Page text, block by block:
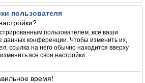
пользователя
пользователем, все ваши
данных конференции. Чтобы изменить их,
; ссылка на него обычно находится вверху
все свои настройки.
время!